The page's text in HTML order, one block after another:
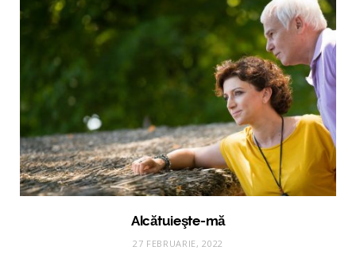
Alcătuieşte-mă
27 FEBRUARIE, 2022